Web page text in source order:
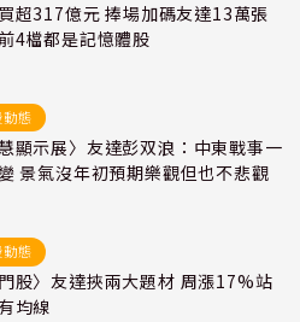
超317億元 捧場加碼友達13萬張
4檔都是記憶體股
動態
慧顯示展〉友達彭双浪：中東戰事一
景氣沒年初預期樂觀但也不悲觀
動態
門股〉友達挾兩大題材 周漲17%站
均線